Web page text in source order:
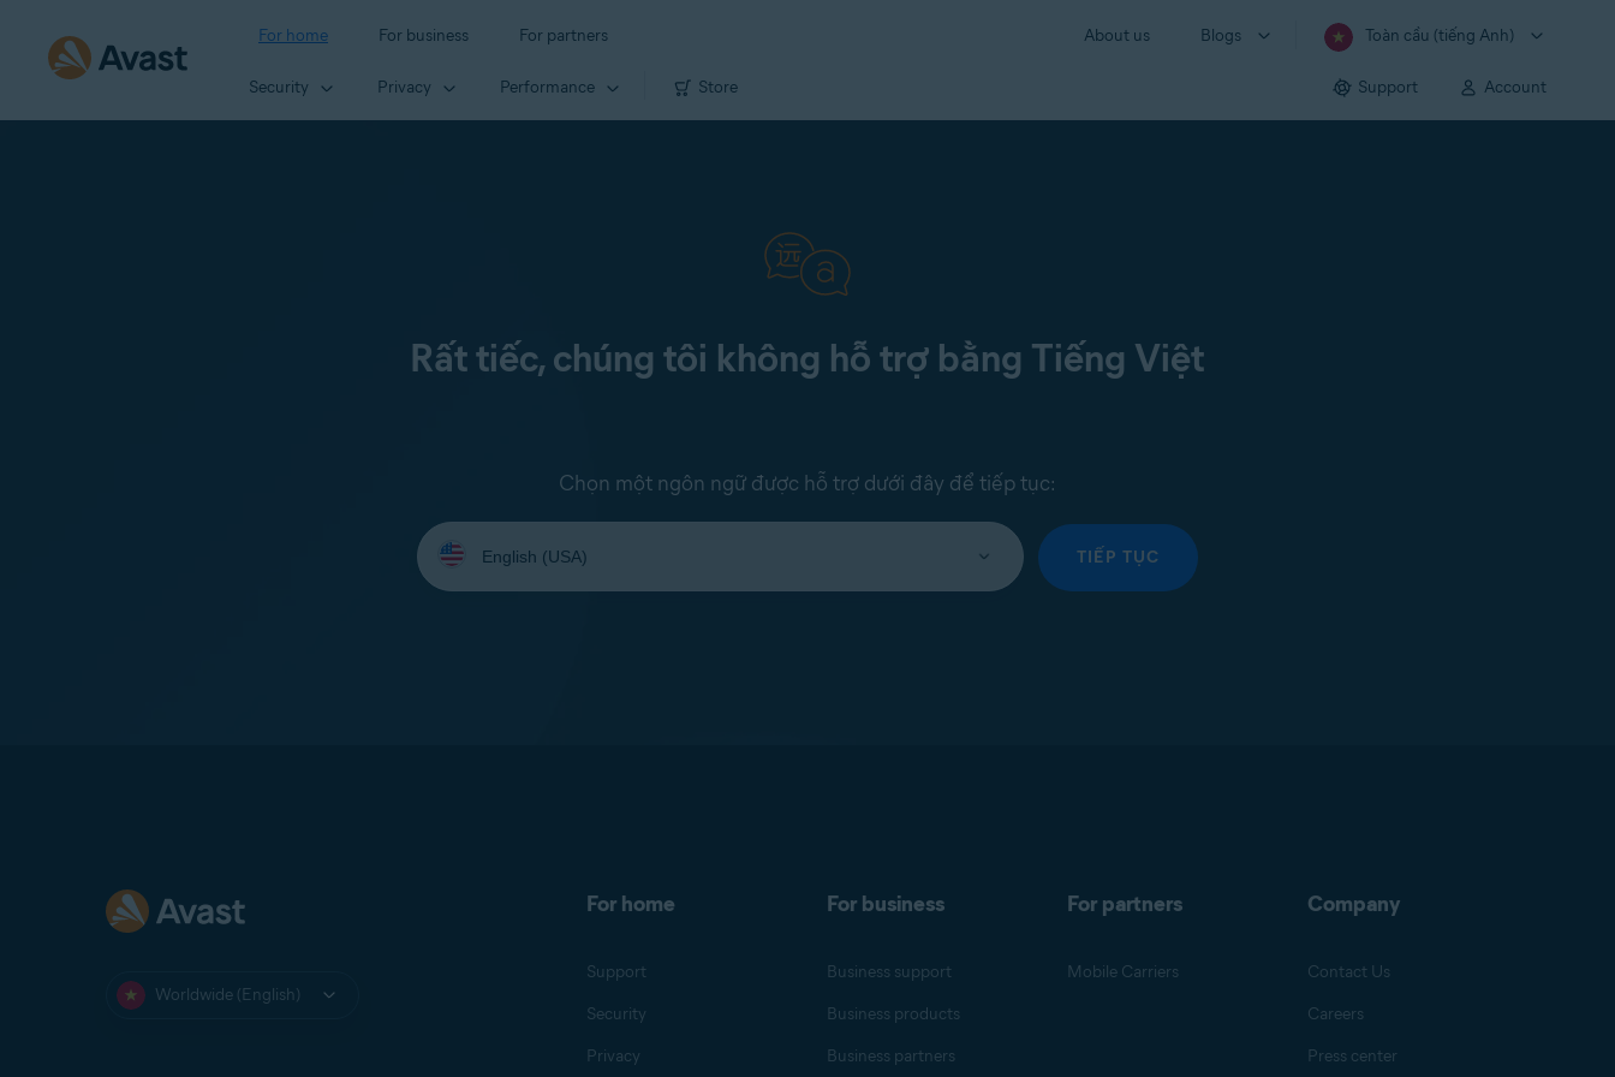
For home For business For partners About us Blogs Toàn cầu (tiếng Anh)
Security Privacy Performance Store Support Account
Rất tiếc, chúng tôi không hỗ trợ bằng Tiếng Việt
Chọn một ngôn ngữ được hỗ trợ dưới đây để tiếp tục:
Select
your
language:
TIẾP TỤC
Worldwide (English)
For home
Support
Security
Privacy
For business
Business support
Business products
Business partners
For partners
Mobile Carriers
Company
Contact Us
Careers
Press center